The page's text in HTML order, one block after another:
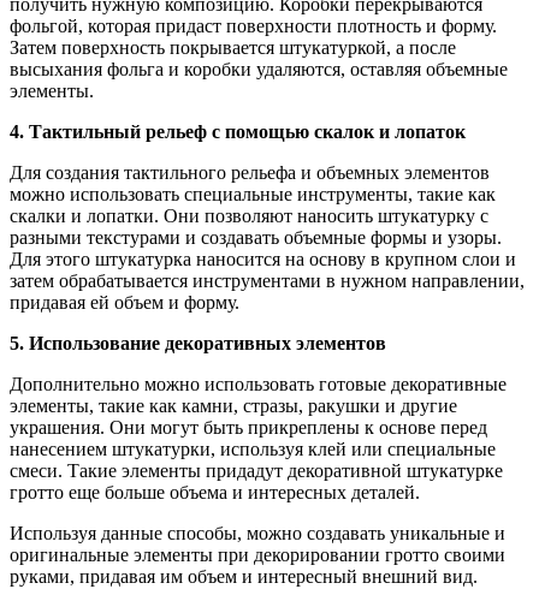
получить нужную композицию. Коробки перекрываются
фольгой, которая придаст поверхности плотность и форму.
Затем поверхность покрывается штукатуркой, а после
высыхания фольга и коробки удаляются, оставляя объемные
элементы.
4. Тактильный рельеф с помощью скалок и лопаток
Для создания тактильного рельефа и объемных элементов
можно использовать специальные инструменты, такие как
скалки и лопатки. Они позволяют наносить штукатурку с
разными текстурами и создавать объемные формы и узоры.
Для этого штукатурка наносится на основу в крупном слои и
затем обрабатывается инструментами в нужном направлении,
придавая ей объем и форму.
5. Использование декоративных элементов
Дополнительно можно использовать готовые декоративные
элементы, такие как камни, стразы, ракушки и другие
украшения. Они могут быть прикреплены к основе перед
нанесением штукатурки, используя клей или специальные
смеси. Такие элементы придадут декоративной штукатурке
гротто еще больше объема и интересных деталей.
Используя данные способы, можно создавать уникальные и
оригинальные элементы при декорировании гротто своими
руками, придавая им объем и интересный внешний вид.